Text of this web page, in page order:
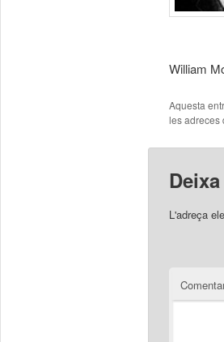
William
Aquesta
les adreces
L'adreça